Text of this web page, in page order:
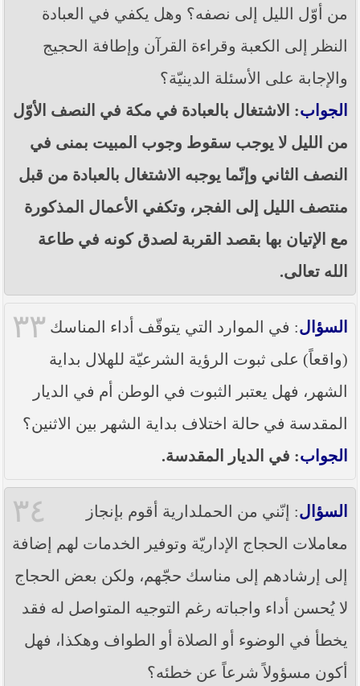
من أوّل الليل إلى نصفه؟ وهل يكفي في العبادة
النظر إلى الكعبة وقراءة القرآن وإطافة الحجيج
والإجابة على الأسئلة الدينيّة؟
الجواب: الاشتغال بالعبادة في مكة في النصف الأوّل
من الليل لا يوجب سقوط وجوب المبيت بمنى في
النصف الثاني وإنّما يوجبه الاشتغال بالعبادة من قبل
منتصف الليل إلى الفجر، وتكفي الأعمال المذكورة
مع الإتيان بها بقصد القربة لصدق كونه في طاعة
الله تعالى.
٣٣ السؤال: في الموارد التي يتوقّف أداء المناسك
(واقعاً) على ثبوت الرؤية الشرعيّة للهلال بداية
الشهر، فهل يعتبر الثبوت في الوطن أم في الديار
المقدسة في حالة اختلاف بداية الشهر بين الاثنين؟
الجواب: في الديار المقدسة.
٣٤ السؤال: إنّني من الحملدارية أقوم بإنجاز
معاملات الحجاج الإداريّة وتوفير الخدمات لهم إضافة
إلى إرشادهم إلى مناسك حجّهم، ولكن بعض الحجاج
لا يُحسن أداء واجباته رغم التوجيه المتواصل له فقد
يخطأ في الوضوء أو الصلاة أو الطواف وهكذا، فهل
أكون مسؤولاً شرعاً عن خطئه؟